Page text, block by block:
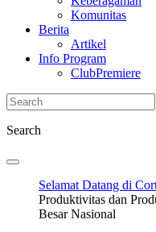
Komunitas
Berita
Artikel
Info Program
ClubPremiere
Search
Selamat Datang di
Produktivitas dan
Besar Nasional